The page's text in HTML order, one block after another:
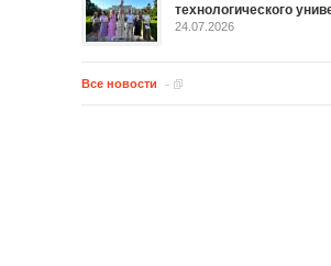
технологического
24.07.2026
Все новости